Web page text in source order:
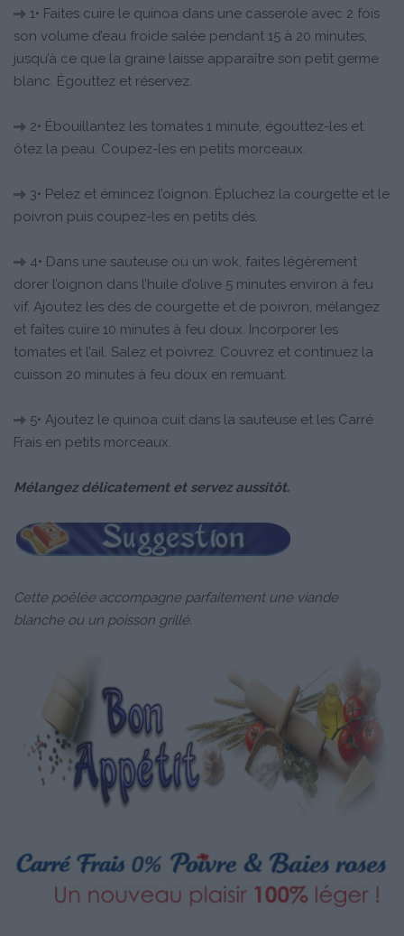
1• Faites cuire le quinoa dans une casserole avec 2 fois
son volume d’eau froide salée pendant 15 à 20 minutes,
jusqu’à ce que la graine laisse apparaître son petit germe
blanc. Égouttez et réservez.
2• Ébouillantez les tomates 1 minute, égouttez-les et
ôtez la peau. Coupez-les en petits morceaux.
3• Pelez et émincez l’oignon. Épluchez la courgette et le
poivron puis coupez-les en petits dés.
4• Dans une sauteuse ou un wok, faites légèrement
dorer l’oignon dans l’huile d’olive 5 minutes environ à feu
vif. Ajoutez les dés de courgette et de poivron, mélangez
et faîtes cuire 10 minutes à feu doux. Incorporer les
tomates et l’ail. Salez et poivrez. Couvrez et continuez la
cuisson 20 minutes à feu doux en remuant.
5• Ajoutez le quinoa cuit dans la sauteuse et les Carré
Frais en petits morceaux.
Mélangez délicatement et servez aussitôt.
Cette poêlée accompagne parfaitement une viande
blanche ou un poisson grillé.